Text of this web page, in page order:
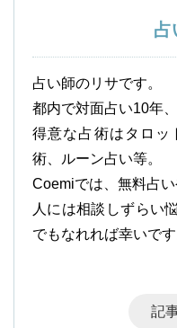
占
占い師のリサです。
都内で対面占い10年
得意な占術はタロッ
術、ルーン占い等。
Coemiでは、無料占
人には相談しずらい
でもなれれば幸いです
記